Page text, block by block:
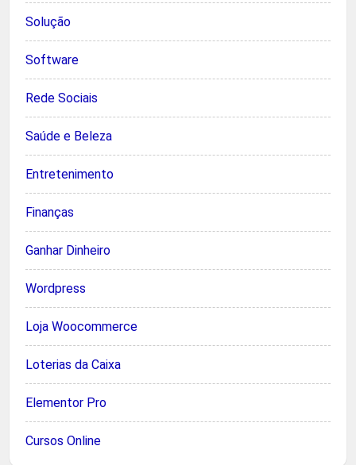
Solução
Software
Rede Sociais
Saúde e Beleza
Entretenimento
Finanças
Ganhar Dinheiro
Wordpress
Loja Woocommerce
Loterias da Caixa
Elementor Pro
Cursos Online